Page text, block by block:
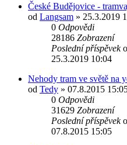
České Budějovice -
od Langsam » 25.3.2019
0 Odpovědi
28186 Zobrazení
Poslední příspěvek
25.3.2019 10:04
Nehody tram ve světě na
od Tedy » 07.8.2015
0 Odpovědi
31629 Zobrazení
Poslední příspěvek
07.8.2015 15:05